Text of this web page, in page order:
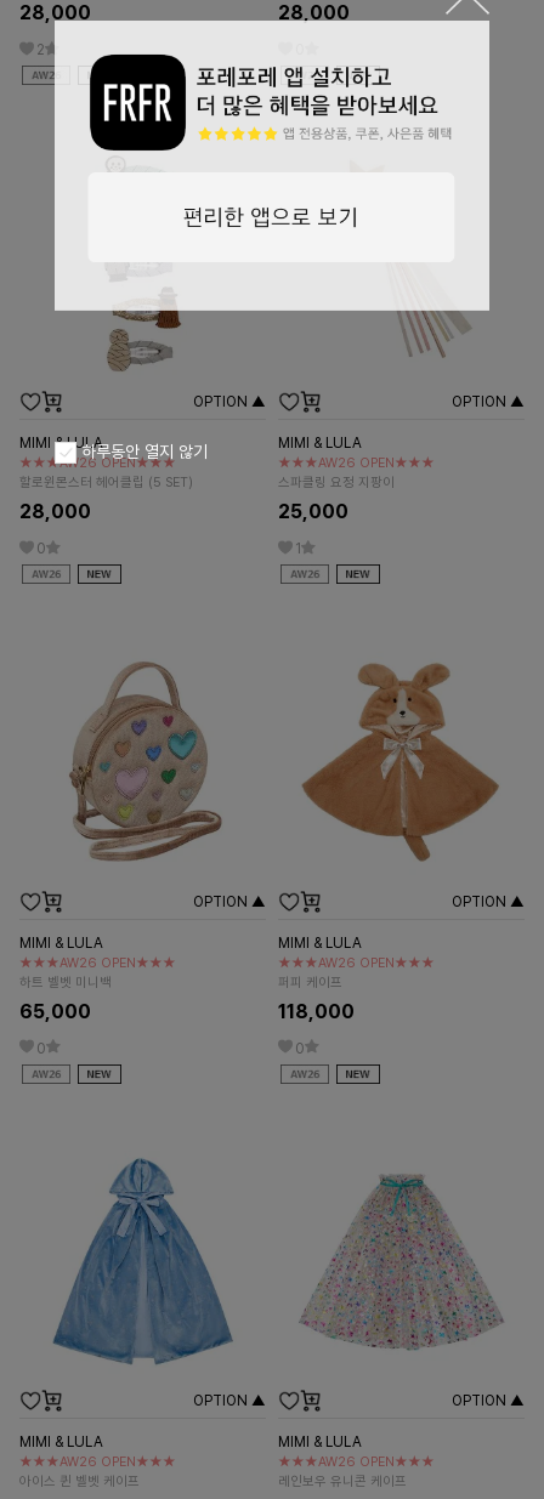
28,000
2
28,000
OPTION ▲
MIMI & LULA
★★★AW26 OPEN★★★
할로윈몬스터 헤어클립 (5 SET)
28,000
0
OPTION ▲
MIMI & LULA
★★★AW26 OPEN★★★
스파클링 요정 지팡이
25,000
1
OPTION ▲
MIMI & LULA
★★★AW26 OPEN★★★
하트 벨벳 미니백
65,000
0
OPTION ▲
MIMI & LULA
★★★AW26 OPEN★★★
퍼피 케이프
118,000
0
OPTION ▲
MIMI & LULA
★★★AW26 OPEN★★★
아이스 퀸 벨벳 케이프
OPTION ▲
MIMI & LULA
★★★AW26 OPEN★★★
레인보우 유니콘 케이프
하루동안 열지 않기